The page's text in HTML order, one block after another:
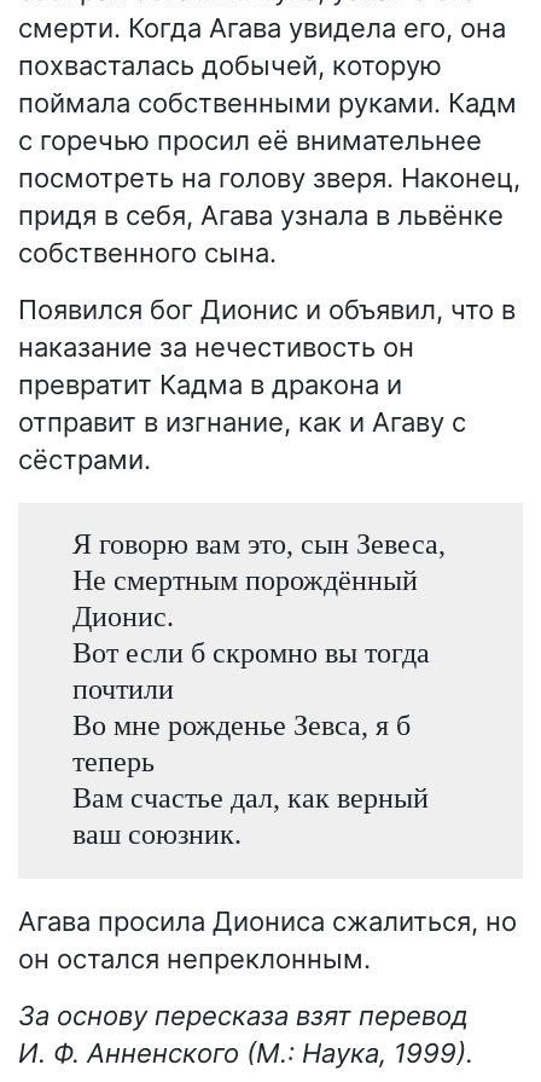
смерти. Когда Агава увидела его, она
похвасталась добычей, которую
поймала собственными руками. Кадм
с горечью просил её внимательнее
посмотреть на голову зверя. Наконец,
придя в себя, Агава узнала в львёнке
собственного сына.
Появился бог Дионис и объявил, что в
наказание за нечестивость он
превратит Кадма в дракона и
отправит в изгнание, как и Агаву с
сёстрами.
Я говорю вам это, сын Зевеса,
Не смертным порождённый
Дионис.
Вот если б скромно вы тогда
почтили
Во мне рожденье Зевса, я б
теперь
Вам счастье дал, как верный
ваш союзник.
Агава просила Диониса сжалиться, но
он остался непреклонным.
За основу пересказа взят перевод
И. Ф. Анненского (М.: Наука, 1999).